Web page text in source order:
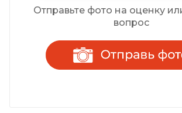
Отправьте фото на оценку
вопрос